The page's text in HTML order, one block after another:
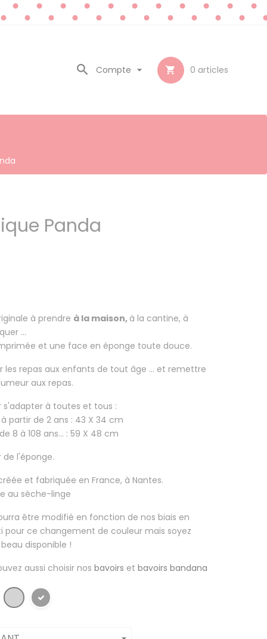
 0 articles
Compte 

Panda
à prendre à la maison, à la cantine, à
...
et une face en éponge toute douce.
les repas aux enfants de tout âge ... et remettre
aux repas.
s'adapter à toutes et tous :
partir de 2 ans : 43 X 34 cm
8 à 108 ans... : 59 X 48 cm
de l'éponge.
et fabriquée en France, à Nantes.
au sèche-linge
être modifié en fonction de nos biais en
pour ce changement de couleur mais soyez
disponible !
aussi choisir nos bavoirs et bavoirs bandana